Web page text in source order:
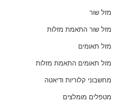
מזל שור
מזל שור התאמת מזלות
מזל תאומים
מזל תאומים התאמת מזלות
מחשבוני קלוריות ודיאטה
מטפלים מומלצים